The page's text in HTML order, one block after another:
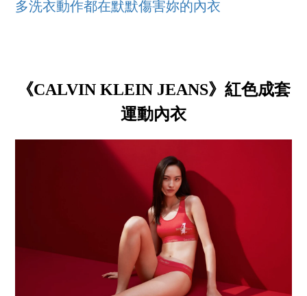
多洗衣動作都在默默傷害妳的內衣
《CALVIN KLEIN JEANS》紅色成套
運動內衣